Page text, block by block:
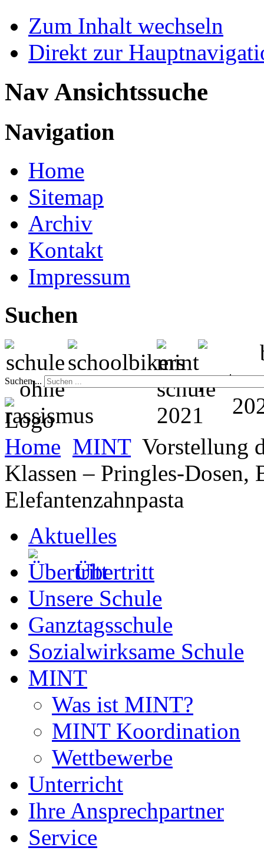
Zum Inhalt wechseln
Direkt zur
Nav Ansichtssuche
Navigation
Home
Sitemap
Archiv
Kontakt
Impressum
Suchen
Suchen ...
Home MINT Vorstellung
Klassen – Pringles-Dosen,
Elefantenzahnpasta
Aktuelles
Übertritt
Unsere Schule
Ganztagsschule
Sozialwirksame Schule
MINT
Was ist MINT?
MINT Koordination
Wettbewerbe
Unterricht
Ihre Ansprechpartner
Service